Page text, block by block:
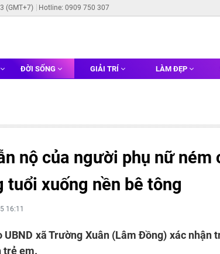
(GMT+7) Hotline: 0909 750 307
ĐỜI SỐNG GIẢI TRÍ LÀM ĐẸP
nộ của người phụ nữ ném
tuổi xuống nền bê tông
16:11
UBND xã Trường Xuân (Lâm Đồng) xác nhận
trẻ em.